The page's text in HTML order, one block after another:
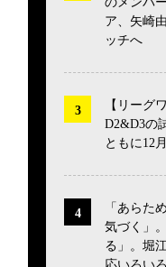
ア、矢崎
ッチへ
【リーグ
D2&D3の
ともに12
「あらた
気づく」
る」。堀